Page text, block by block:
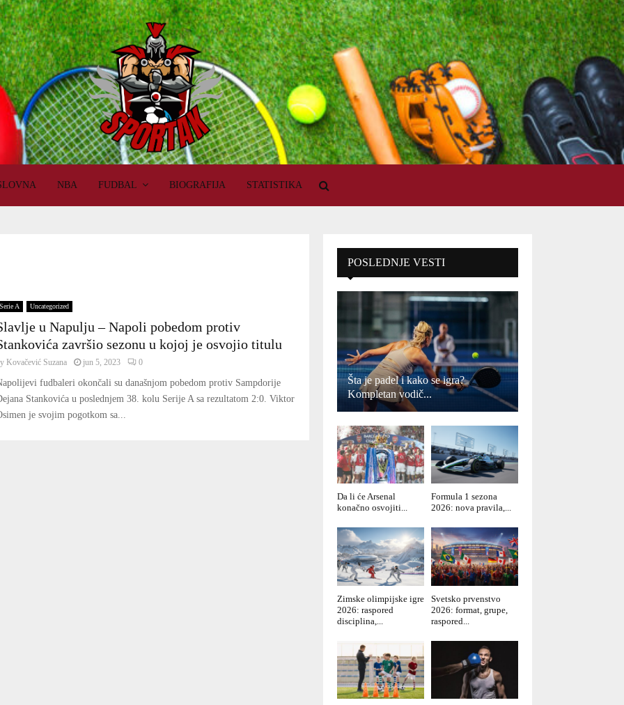
NBA FUDBAL BIOGRAFIJA STATISTIKA
Serie A Uncategorized
u Napulju – Napoli pobedom protiv
završio sezonu u kojoj je osvojio titulu
Kovačević Suzana jun 5, 2023 0
fudbaleri okončali su današnjom pobedom protiv Sampdorije
Stankovića u poslednjem 38. kolu Serije A sa rezultatom 2:0. Viktor
je svojim pogotkom sa...
POSLEDNJE VESTI
Šta je padel i kako se igra?
Kompletan vodič...
Da li će Arsenal
konačno osvojiti...
Formula 1 sezona
2026: nova pravila,...
Zimske olimpijske igre
2026: raspored
disciplina,...
Svetsko prvenstvo
2026: format, grupe,
raspored...